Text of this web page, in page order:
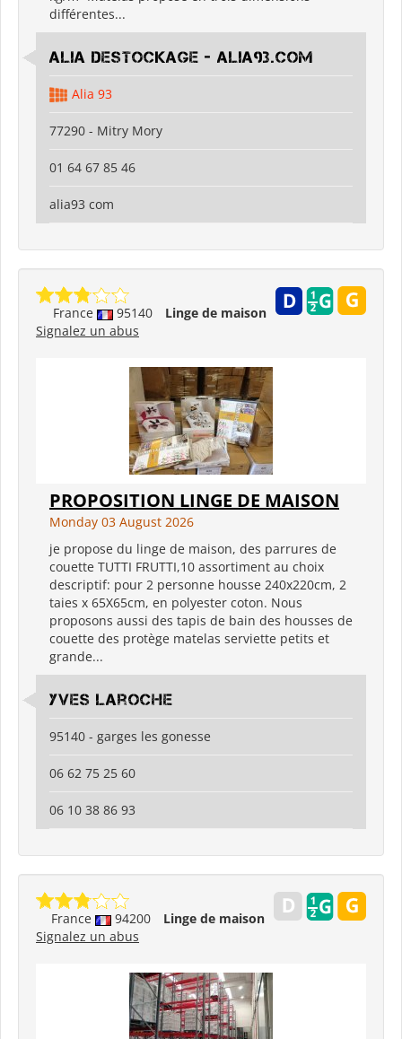
différentes...
Alia Destockage - Alia93.com
Alia 93
77290 - Mitry Mory
01 64 67 85 46
alia93 com
France 95140
Linge de maison
Signalez un abus
PROPOSITION LINGE DE MAISON
Monday 03 August 2026
je propose du linge de maison, des parrures de
couette TUTTI FRUTTI,10 assortiment au choix
descriptif: pour 2 personne housse 240x220cm, 2
taies x 65X65cm, en polyester coton. Nous
proposons aussi des tapis de bain des housses de
couette des protège matelas serviette petits et
grande...
yves laroche
95140 - garges les gonesse
06 62 75 25 60
06 10 38 86 93
France 94200
Linge de maison
Signalez un abus